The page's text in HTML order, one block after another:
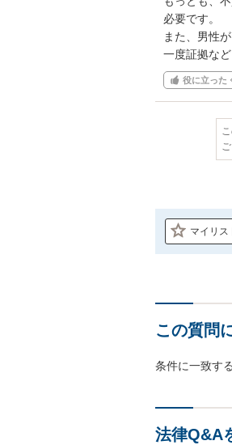
必要です。
また、男性
一度証拠な
役に立った
マイリス
この質問
条件に一致す
法律Q&A